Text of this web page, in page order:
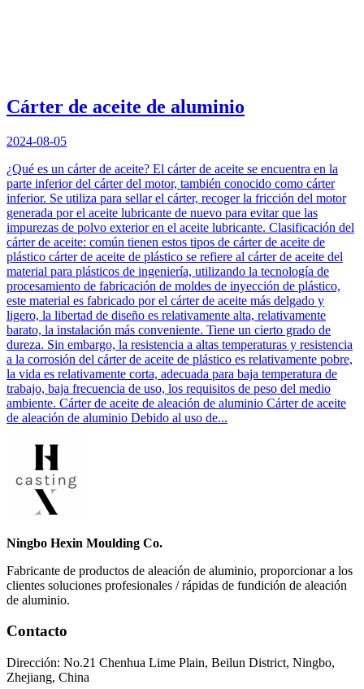
Cárter de aceite de aluminio
2024-08-05
¿Qué es un cárter de aceite? El cárter de aceite se encuentra en la
parte inferior del cárter del motor, también conocido como cárter
inferior. Se utiliza para sellar el cárter, recoger la fricción del motor
generada por el aceite lubricante de nuevo para evitar que las
impurezas de polvo exterior en el aceite lubricante. Clasificación del
cárter de aceite: común tienen estos tipos de cárter de aceite de
plástico cárter de aceite de plástico se refiere al cárter de aceite del
material para plásticos de ingeniería, utilizando la tecnología de
procesamiento de fabricación de moldes de inyección de plástico,
este material es fabricado por el cárter de aceite más delgado y
ligero, la libertad de diseño es relativamente alta, relativamente
barato, la instalación más conveniente. Tiene un cierto grado de
dureza. Sin embargo, la resistencia a altas temperaturas y resistencia
a la corrosión del cárter de aceite de plástico es relativamente pobre,
la vida es relativamente corta, adecuada para baja temperatura de
trabajo, baja frecuencia de uso, los requisitos de peso del medio
ambiente. Cárter de aceite de aleación de aluminio Cárter de aceite
de aleación de aluminio Debido al uso de...
Ningbo Hexin Moulding Co.
Fabricante de productos de aleación de aluminio, proporcionar a los
clientes soluciones profesionales / rápidas de fundición de aleación
de aluminio.
Contacto
Dirección: No.21 Chenhua Lime Plain, Beilun District, Ningbo,
Zhejiang, China